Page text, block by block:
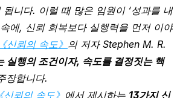
됩니다. 이럴 때 많은 임원이 ‘성과를 내
에, 신뢰 회복보다 실행력을 먼저 이야
《신뢰의 속도》 의 저자 Stephen M. R.
실행의 조건이자, 속도를 결정짓는 핵
장합니다.
《신뢰의 속도》 에서 제시하는 13가지 신